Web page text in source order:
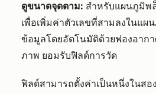
ดูขนาดจุดตาม: สำหรับแผนภูมิพ
เพื่อเพิ่มค่าตัวเลขที่สามลงในแผ
ข้อมูลโดยอัตโนมัติด้วยฟองอากา
ภาพ ยอมรับฟิลด์การวัด
ฟิลด์สามารถตั้งค่าเป็นหนึ่งในสอ